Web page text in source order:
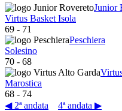
Junior
Virtus Basket Isola
69 - 71
Peschiera
Solesino
70 - 68
Marostica
68 - 74
◀ 2ª andata
4ª andata ▶